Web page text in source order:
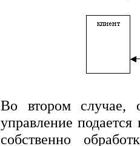
Во втором случае,
управление
собственно